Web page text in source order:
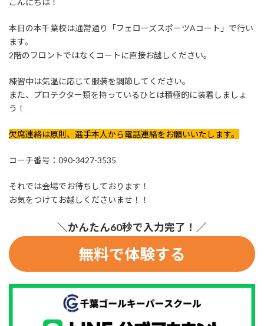
こんにちは！
本日の本千葉校は通常通り「フェローズスポーツAコート」で行い
ます。
2階のフロントではなくコートに直接お越しください。
練習中は気温に応じて服装を調節してください。
また、プロテクター類を持っているひとは積極的に装着しましょ
う！
欠席連絡は原則、選手本人から電話連絡をお願いいたします。
コーチ番号：090-3427-3535
それでは会場でお待ちしております！
お気をつけてお越しくださいませ！！
＼かんたん60秒で入力完了！／
無料で体験する